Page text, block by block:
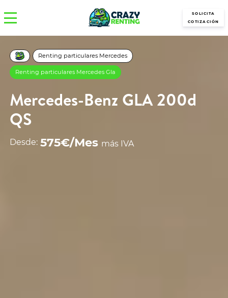
SOLICITA
COTIZACIÓN
Renting particulares Mercedes
Renting particulares Mercedes Gla
Mercedes-Benz GLA 200d
QS
Desde: 575€/Mes más IVA